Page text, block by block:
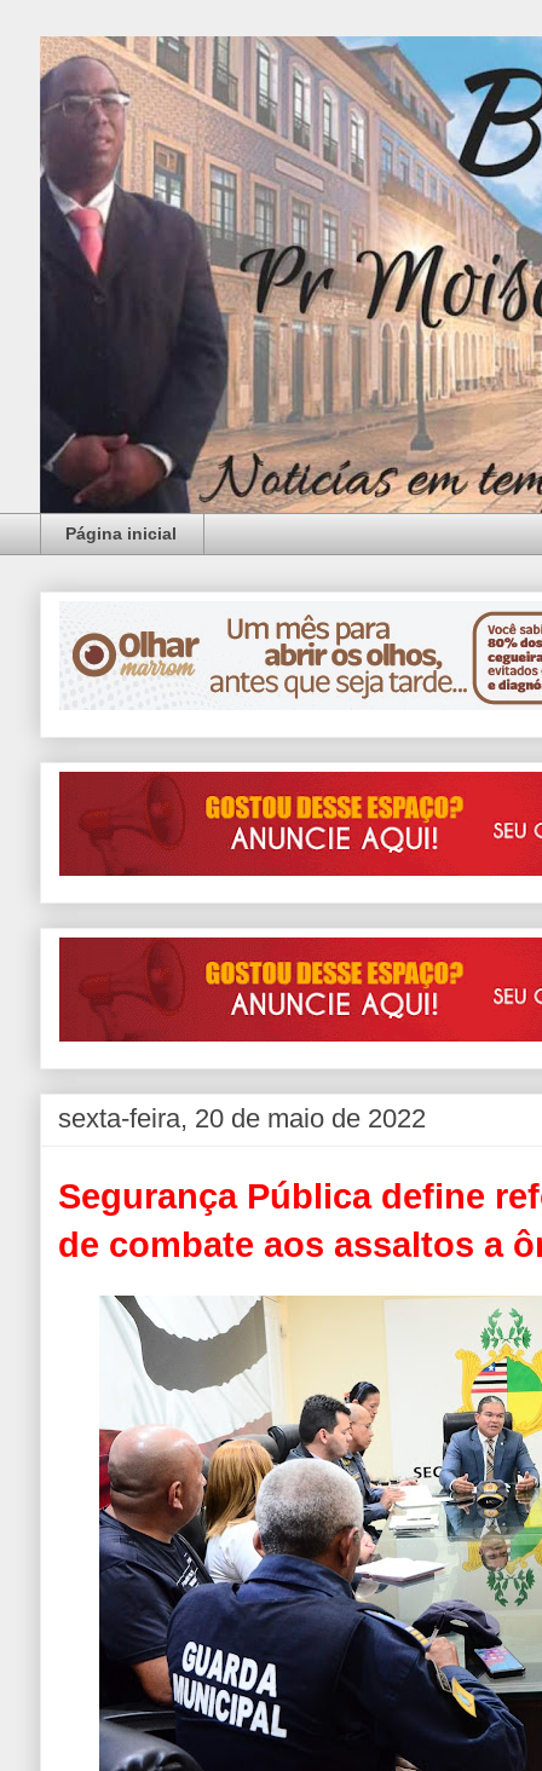
Página inicial
sexta-feira, 20 de maio de 2022
Segurança Pública define
de combate aos assaltos a